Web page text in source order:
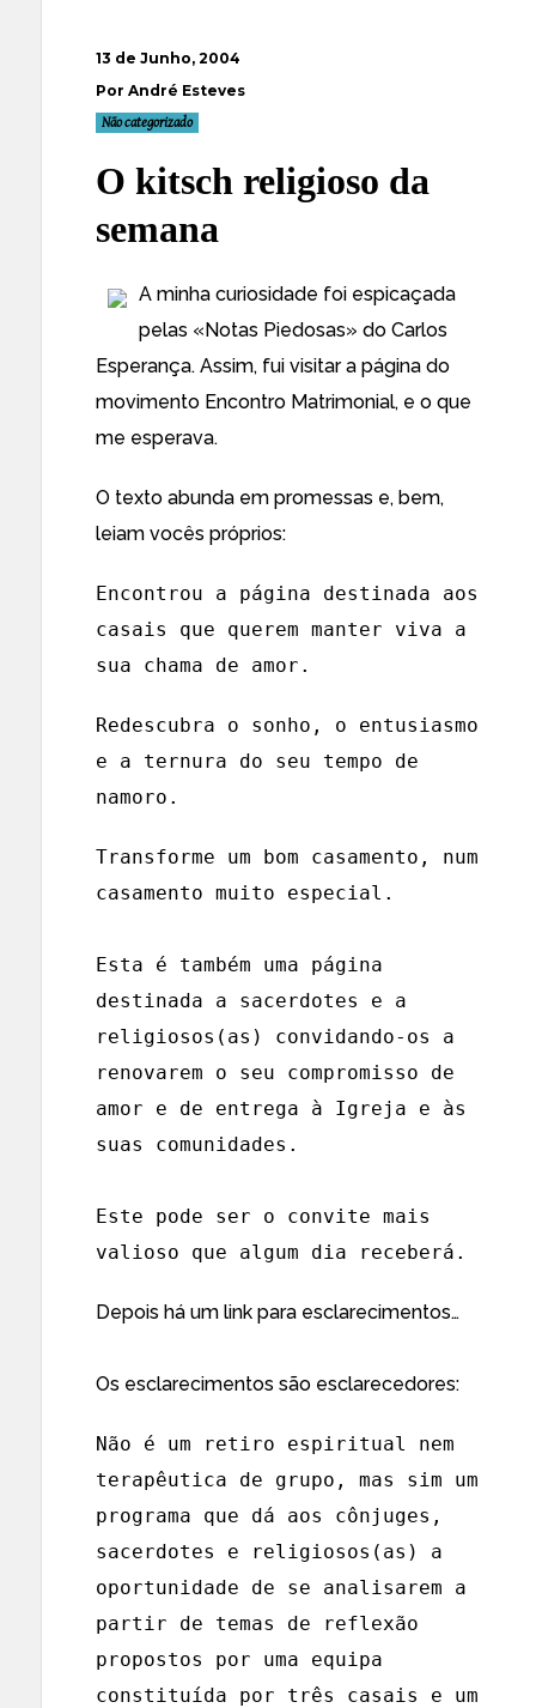
13 de Junho, 2004
Por André Esteves
Não categorizado
O kitsch religioso da
semana
A minha curiosidade foi espicaçada
pelas «Notas Piedosas» do Carlos
Esperança. Assim, fui visitar a página do
movimento Encontro Matrimonial, e o que
me esperava.
O texto abunda em promessas e, bem,
leiam vocês próprios:
Encontrou a página destinada aos
casais que querem manter viva a
sua chama de amor.
Redescubra o sonho, o entusiasmo
e a ternura do seu tempo de
namoro.
Transforme um bom casamento, num
casamento muito especial.
Esta é também uma página
destinada a sacerdotes e a
religiosos(as) convidando-os a
renovarem o seu compromisso de
amor e de entrega à Igreja e às
suas comunidades.
Este pode ser o convite mais
valioso que algum dia receberá.
Depois há um link para esclarecimentos…
Os esclarecimentos são esclarecedores:
Não é um retiro espiritual nem
terapêutica de grupo, mas sim um
programa que dá aos cônjuges,
sacerdotes e religiosos(as) a
oportunidade de se analisarem a
partir de temas de reflexão
propostos por uma equipa
constituída por três casais e um